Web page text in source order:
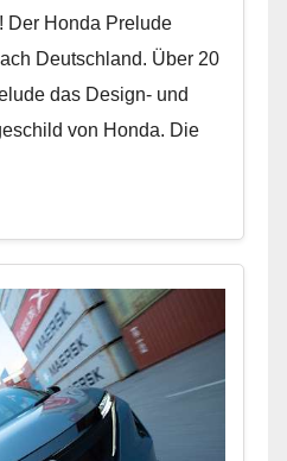
Der Honda Prelude
Deutschland. Über 20
das Design- und
von Honda. Die